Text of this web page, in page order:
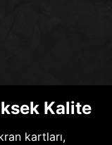
Kalite
kartları,